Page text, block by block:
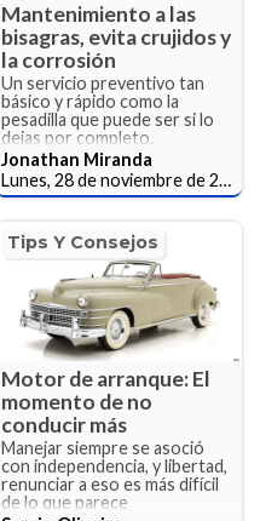
Mantenimiento a las
bisagras, evita crujidos y
la corrosión
Un servicio preventivo tan
básico y rápido como la
pesadilla que puede ser si lo
dejas por completo.
Jonathan Miranda
Lunes, 28 de noviembre de 2022
Tips Y Consejos
Motor de arranque: El
momento de no
conducir más
Manejar siempre se asoció
con independencia, y libertad,
renunciar a eso es más difícil
de lo que parece